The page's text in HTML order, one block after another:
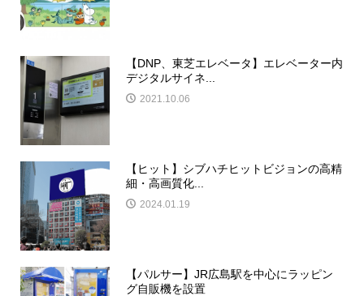
【DNP、東芝エレベータ】エレベーター内
デジタルサイネ...
2021.10.06
【ヒット】シブハチヒットビジョンの高精
細・高画質化...
2024.01.19
【パルサー】JR広島駅を中心にラッピン
グ自販機を設置